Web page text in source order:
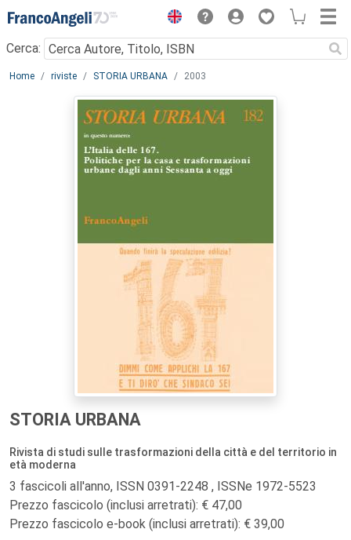
Menu
Cerca:
Main content
Home riviste STORIA URBANA 2003
STORIA URBANA
Rivista di studi sulle trasformazioni della città e del territorio in
età moderna
3 fascicoli all'anno, ISSN 0391-2248 , ISSNe 1972-5523
Prezzo fascicolo (inclusi arretrati): € 47,00
Prezzo fascicolo e-book (inclusi arretrati): € 39,00